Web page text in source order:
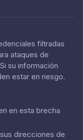
filtradas
ataques de
su información
estar en riesgo.
en esta brecha
direcciones de